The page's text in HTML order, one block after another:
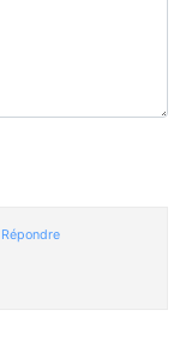
Répondre